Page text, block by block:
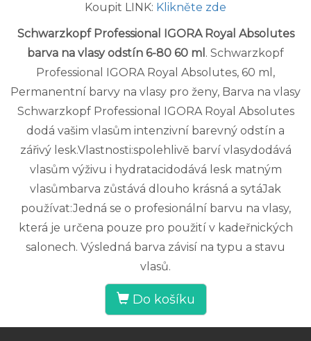
Koupit LINK: Klikněte zde
Schwarzkopf Professional IGORA Royal Absolutes
barva na vlasy odstín 6-80 60 ml . Schwarzkopf
Professional IGORA Royal Absolutes, 60 ml,
Permanentní barvy na vlasy pro ženy, Barva na vlasy
Schwarzkopf Professional IGORA Royal Absolutes
dodá vašim vlasům intenzivní barevný odstín a
zářivý lesk.Vlastnosti:spolehlivě barví vlasydodává
vlasům výživu i hydratacidodává lesk matným
vlasůmbarva zůstává dlouho krásná a sytáJak
používat:Jedná se o profesionální barvu na vlasy,
která je určena pouze pro použití v kadeřnických
salonech. Výsledná barva závisí na typu a stavu
vlasů.
Do košíku